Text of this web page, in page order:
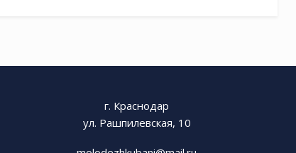
г. Краснодар
ул. Рашпилевская, 10